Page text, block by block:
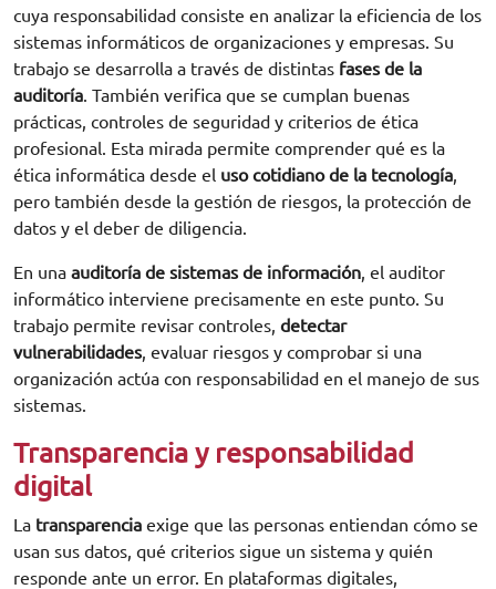
cuya responsabilidad consiste en analizar la eficiencia de los
sistemas informáticos de organizaciones y empresas. Su
trabajo se desarrolla a través de distintas fases de la
auditoría. También verifica que se cumplan buenas
prácticas, controles de seguridad y criterios de ética
profesional. Esta mirada permite comprender qué es la
ética informática desde el uso cotidiano de la tecnología,
pero también desde la gestión de riesgos, la protección de
datos y el deber de diligencia.
En una auditoría de sistemas de información, el auditor
informático interviene precisamente en este punto. Su
trabajo permite revisar controles, detectar
vulnerabilidades, evaluar riesgos y comprobar si una
organización actúa con responsabilidad en el manejo de sus
sistemas.
Transparencia y responsabilidad
digital
La transparencia exige que las personas entiendan cómo se
usan sus datos, qué criterios sigue un sistema y quién
responde ante un error. En plataformas digitales,